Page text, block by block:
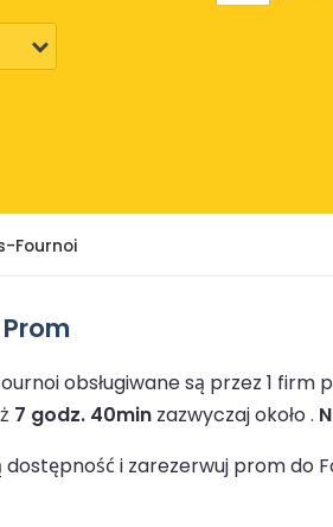
Fournoi
obsługiwane są przez 1 firm
7 godz. 40min zazwyczaj około .
i zarezerwuj prom do